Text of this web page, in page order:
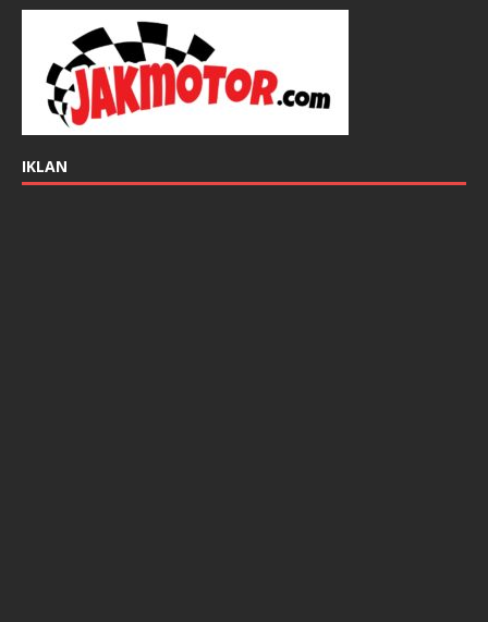
IKLAN